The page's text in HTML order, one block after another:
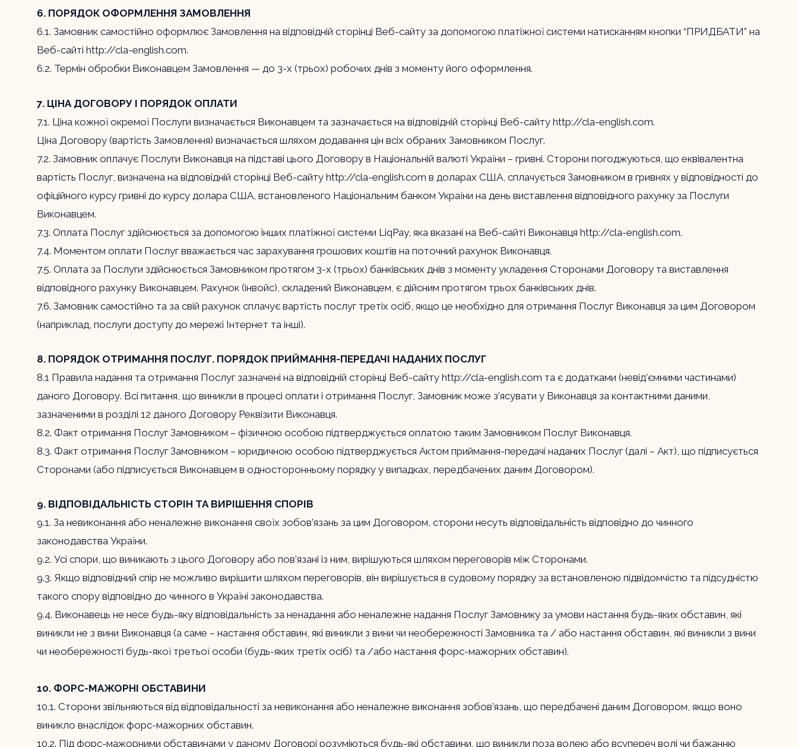
6. ПОРЯДОК ОФОРМЛЕННЯ ЗАМОВЛЕННЯ
6.1. Замовник самостійно оформлює Замовлення на відповідній сторінці Веб-сайту за допомогою платіжної системи натисканням кнопки “ПРИДБАТИ” на
Веб-сайті http://cla-english.com.
6.2. Термін обробки Виконавцем Замовлення — до 3-х (трьох) робочих днів з моменту його оформлення.
7. ЦІНА ДОГОВОРУ І ПОРЯДОК ОПЛАТИ
7.1. Ціна кожної окремої Послуги визначається Виконавцем та зазначається на відповідній сторінці Веб-сайту http://cla-english.com.
Ціна Договору (вартість Замовлення) визначається шляхом додавання цін всіх обраних Замовником Послуг.
7.2. Замовник оплачує Послуги Виконавця на підставі цього Договору в Національній валюті України – гривні. Сторони погоджуються, що еквівалентна
вартість Послуг, визначена на відповідній сторінці Веб-сайту http://cla-english.com в доларах США, сплачується Замовником в гривнях у відповідності до
офіційного курсу гривні до курсу долара США, встановленого Національним банком України на день виставлення відповідного рахунку за Послуги
Виконавцем.
7.3. Оплата Послуг здійснюється за допомогою інших платіжної системи LiqPay, яка вказані на Веб-сайті Виконавця http://cla-english.com.
7.4. Моментом оплати Послуг вважається час зарахування грошових коштів на поточний рахунок Виконавця.
7.5. Оплата за Послуги здійснюється Замовником протягом 3-х (трьох) банківських днів з моменту укладення Сторонами Договору та виставлення
відповідного рахунку Виконавцем. Рахунок (інвойс), складений Виконавцем, є дійсним протягом трьох банківських днів.
7.6. Замовник самостійно та за свій рахунок сплачує вартість послуг третіх осіб, якщо це необхідно для отримання Послуг Виконавця за цим Договором
(наприклад, послуги доступу до мережі Інтернет та інші).
8. ПОРЯДОК ОТРИМАННЯ ПОСЛУГ. ПОРЯДОК ПРИЙМАННЯ-ПЕРЕДАЧІ НАДАНИХ ПОСЛУГ
8.1 Правила надання та отримання Послуг зазначені на відповідній сторінці Веб-сайту http://cla-english.com та є додатками (невід’ємними частинами)
даного Договору. Всі питання, що виникли в процесі оплати і отримання Послуг, Замовник може з’ясувати у Виконавця за контактними даними,
зазначеними в розділі 12 даного Договору Реквізити Виконавця.
8.2. Факт отримання Послуг Замовником – фізичною особою підтверджується оплатою таким Замовником Послуг Виконавця.
8.3. Факт отримання Послуг Замовником – юридичною особою підтверджується Актом приймання-передачі наданих Послуг (далі – Акт), що підписується
Сторонами (або підписується Виконавцем в односторонньому порядку у випадках, передбачених даним Договором).
9. ВІДПОВІДАЛЬНІСТЬ СТОРІН ТА ВИРІШЕННЯ СПОРІВ
9.1. За невиконання або неналежне виконання своїх зобов’язань за цим Договором, сторони несуть відповідальність відповідно до чинного
законодавства України.
9.2. Усі спори, що виникають з цього Договору або пов’язані із ним, вирішуються шляхом переговорів між Сторонами.
9.3. Якщо відповідний спір не можливо вирішити шляхом переговорів, він вирішується в судовому порядку за встановленою підвідомчістю та підсудністю
такого спору відповідно до чинного в Україні законодавства.
9.4. Виконавець не несе будь-яку відповідальність за ненадання або неналежне надання Послуг Замовнику за умови настання будь-яких обставин, які
виникли не з вини Виконавця (а саме – настання обставин, які виникли з вини чи необережності Замовника та / або настання обставин, які виникли з вини
чи необережності будь-якої третьої особи (будь-яких третіх осіб) та /або настання форс-мажорних обставин).
10. ФОРС-МАЖОРНІ ОБСТАВИНИ
10.1. Сторони звільняються від відповідальності за невиконання або неналежне виконання зобов’язань, що передбачені даним Договором, якщо воно
виникло внаслідок форс-мажорних обставин.
10.2. Під форс-мажорними обставинами у даному Договорі розуміються будь-які обставини, що виникли поза волею або всупереч волі чи бажанню